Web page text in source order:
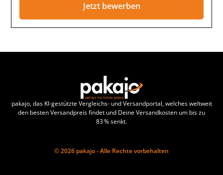
Jetzt bewerben
pakajo, das KI-gestützte Vergleichs- und Versandportal, welches weltweit
den besten Versandpreis findet und Deine Versandkosten um bis zu
83 % senkt.
© 2026 pakajo - Alle Rechte vorbehalten